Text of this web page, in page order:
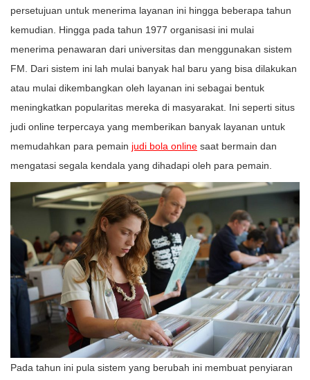
persetujuan untuk menerima layanan ini hingga beberapa tahun
kemudian. Hingga pada tahun 1977 organisasi ini mulai
menerima penawaran dari universitas dan menggunakan sistem
FM. Dari sistem ini lah mulai banyak hal baru yang bisa dilakukan
atau mulai dikembangkan oleh layanan ini sebagai bentuk
meningkatkan popularitas mereka di masyarakat. Ini seperti situs
judi online terpercaya yang memberikan banyak layanan untuk
memudahkan para pemain judi bola online saat bermain dan
mengatasi segala kendala yang dihadapi oleh para pemain.
Pada tahun ini pula sistem yang berubah ini membuat penyiaran